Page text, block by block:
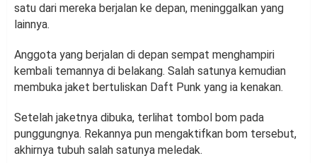
satu dari mereka berjalan ke depan, meninggalkan yang
lainnya.
Anggota yang berjalan di depan sempat menghampiri
kembali temannya di belakang. Salah satunya kemudian
membuka jaket bertuliskan Daft Punk yang ia kenakan.
Setelah jaketnya dibuka, terlihat tombol bom pada
punggungnya. Rekannya pun mengaktifkan bom tersebut,
akhirnya tubuh salah satunya meledak.